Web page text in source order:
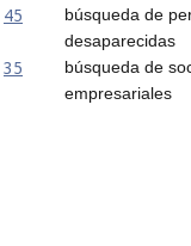
45
búsqueda de
desaparecidas
35
búsqueda de
empresariales